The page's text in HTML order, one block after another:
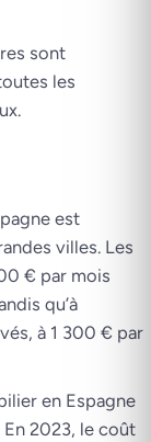
sont
les
est
villes. Les
€ par mois
qu’à
à 1 300 € par
en Espagne
2023, le coût